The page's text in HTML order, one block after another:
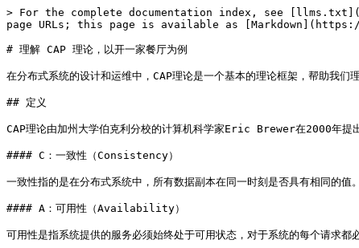
> For the complete documentation index, see
page URLs; this page is available as
# 理解 CAP 理论，以开一家餐厅为例
在分布式系统的设计和运维中，CAP理论是一个基本的理论框架，帮助我们
## 定义
CAP理论由加州大学伯克利分校的计算机科学家Eric Brewer在2000年提
#### C：一致性（Consistency）
一致性指的是在分布式系统中，所有数据副本在同一时刻是否具有相同的
#### A：可用性（Availability）
可用性是指系统提供的服务必须始终处于可用状态，对于系统的每个请求